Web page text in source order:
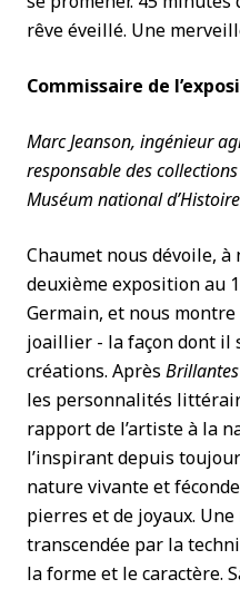
rêve éveillé. Une
Commissaire de
Marc Jeanson, ingénieur
responsable des
Muséum national
Chaumet nous dévoile,
deuxième exposition au
Germain, et nous
joaillier - la façon dont il
créations. Après
les personnalités
rapport de l’artiste à la
l’inspirant depuis
nature vivante et
pierres et de joyaux.
transcendée par la
la forme et le caractère.